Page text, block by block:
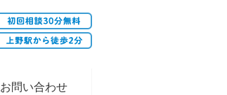
お問い合わせ